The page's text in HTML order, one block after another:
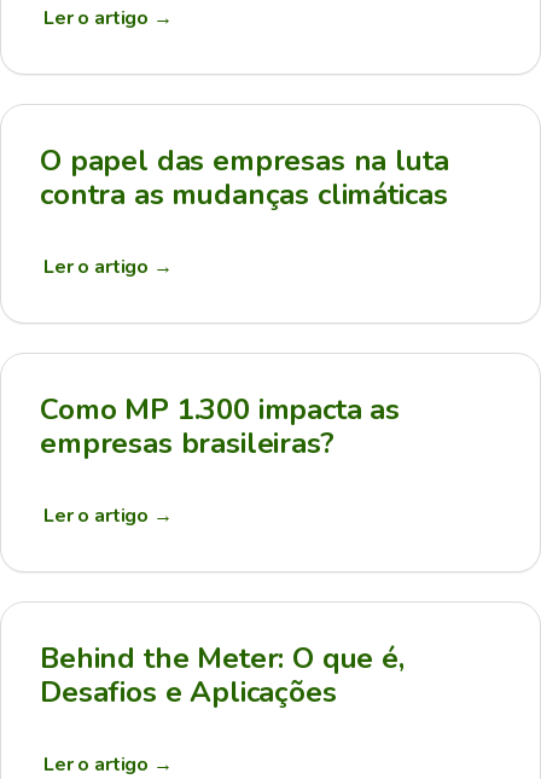
Ler o artigo →
O papel das empresas na luta
contra as mudanças climáticas
Ler o artigo →
Como MP 1.300 impacta as
empresas brasileiras?
Ler o artigo →
Behind the Meter: O que é,
Desafios e Aplicações
Ler o artigo →